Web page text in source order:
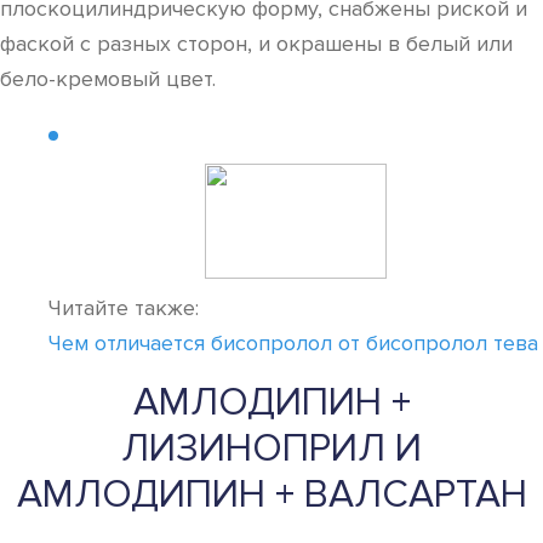
плоскоцилиндрическую форму, снабжены риской и
фаской с разных сторон, и окрашены в белый или
бело-кремовый цвет.
Читайте также:
Чем отличается бисопролол от бисопролол тева
АМЛОДИПИН +
ЛИЗИНОПРИЛ И
АМЛОДИПИН + ВАЛСАРТАН